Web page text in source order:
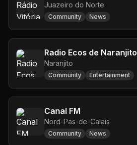
Juazeiro do Norte
Community News
Radio Ecos de Naranjito
Naranjito
Community Entertainment
Canal FM
Nord-Pas-de-Calais
Community News